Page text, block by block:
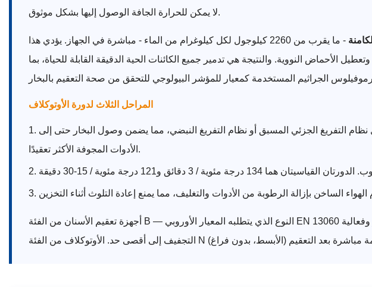
لا يمكن للحرارة الجافة الوصول إليها بشكل موثوق.
- ما يقرب من 2260 كيلوجول لكل كيلوغرام من الماء - مباشرة في الجهاز. يؤدي هذا
الأحماض النووية. والنتيجة هي تدمير جميع الكائنات الحية الدقيقة القابلة للحياة، بما
المراحل الثلاث لدورة الأوتوكلاف
نظام التفريغ الجزئي المسبق أو نظام التفريغ النبضي، مما يضمن وصول البخار حتى إلى
الأدوات المجوفة الأكثر تعقيدًا.
أجهزة تعقيم الأسنان من الفئة B — النوع الذي يتطلبه المعيار الأوروبي EN 13060 لمعالجة الأدوات المغلفة والمجوفة — تضيف مراحل ما قبل التفريغ وما بعد التفريغ لزيادة تغلغل البخار وفعالية